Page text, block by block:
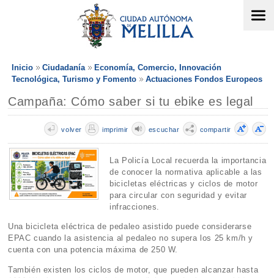
Inicio Ciudadanía
Economía, Comercio, Innovación
Tecnológica, Turismo y Fomento
Actuaciones Fondos Europeos
Campaña: Cómo saber si tu ebike es legal
compartir
escuchar
imprimir
volver
La Policía Local recuerda la importancia
de conocer la normativa aplicable a las
bicicletas eléctricas y ciclos de motor
para circular con seguridad y evitar
infracciones.
Una bicicleta eléctrica de pedaleo asistido puede considerarse
EPAC cuando la asistencia al pedaleo no supera los 25 km/h y
cuenta con una potencia máxima de 250 W.
También existen los ciclos de motor, que pueden alcanzar hasta